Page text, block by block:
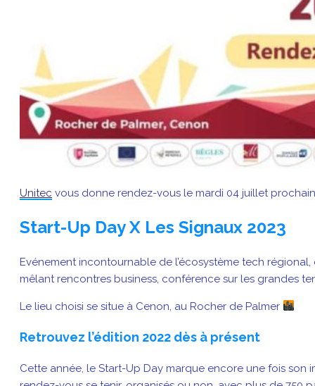
Unitec vous donne rendez-vous le mardi 04 juillet
Start-Up Day X Les Signaux 2023
Evénement incontournable de l’écosystème tech
mêlant rencontres business, conférence sur les grandes
Le lieu choisi se situe à Cenon, au Rocher de Palmer
Retrouvez l’édition 2022 dès à présent
Cette année, le Start-Up Day marque encore une fois son